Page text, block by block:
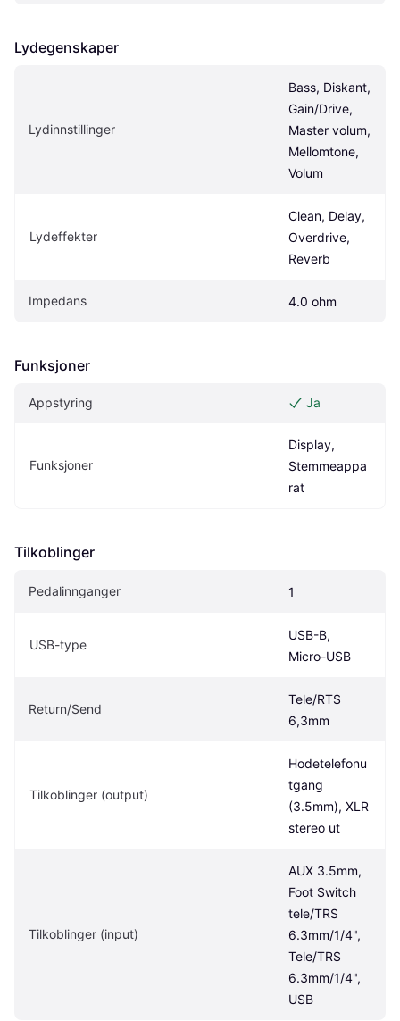
Lydegenskaper
Lydinnstillinger
Bass, Diskant,
Gain/Drive,
Master volum,
Mellomtone,
Volum
Lydeffekter
Clean, Delay,
Overdrive,
Reverb
Impedans 4.0 ohm
Funksjoner
Appstyring Ja
Funksjoner
Display,
Stemmeappa
rat
Tilkoblinger
Pedalinnganger 1
USB-type
USB-B,
Micro-USB
Return/Send
Tele/RTS
6,3mm
Tilkoblinger (output)
Hodetelefonu
tgang
(3.5mm), XLR
stereo ut
Tilkoblinger (input)
AUX 3.5mm,
Foot Switch
tele/TRS
6.3mm/1/4",
Tele/TRS
6.3mm/1/4",
USB